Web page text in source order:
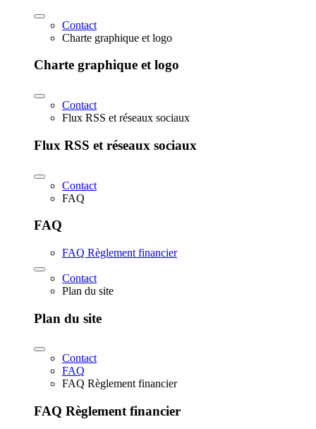
Contact
Charte graphique et logo
Charte graphique et logo
Contact
Flux RSS et réseaux sociaux
Flux RSS et réseaux sociaux
Contact
FAQ
FAQ
FAQ Règlement financier
Contact
Plan du site
Plan du site
Contact
FAQ
FAQ Règlement financier
FAQ Règlement financier